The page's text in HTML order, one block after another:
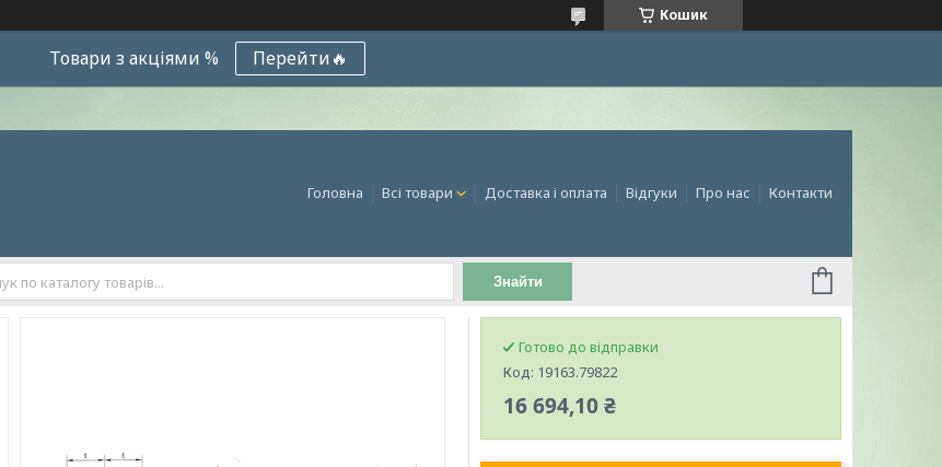
Кошик
Товари з акціями % Перейти🔥
Головна Всі товари Доставка і оплата Відгуки Про нас Контакти
Знайти
Готово до відправки
Код: 19163.79822
16 694,10 ₴